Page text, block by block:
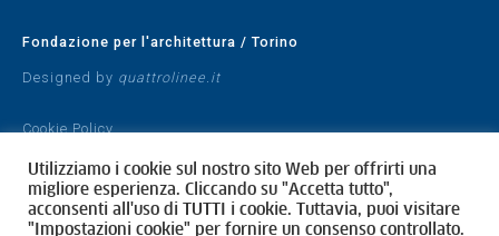
Fondazione per l'architettura / Torino
Designed by quattrolinee.it
Cookie Policy
Utilizziamo i cookie sul nostro sito Web per offrirti una
migliore esperienza. Cliccando su "Accetta tutto",
acconsenti all'uso di TUTTI i cookie. Tuttavia, puoi visitare
"Impostazioni cookie" per fornire un consenso controllato.